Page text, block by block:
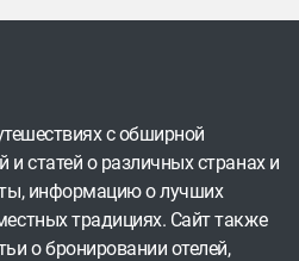
с обширной
и статей о различных странах и
информацию о лучших
традициях. Сайт также
о бронировании отелей,